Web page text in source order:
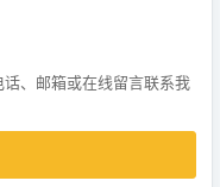
、邮箱或在线留言联系我